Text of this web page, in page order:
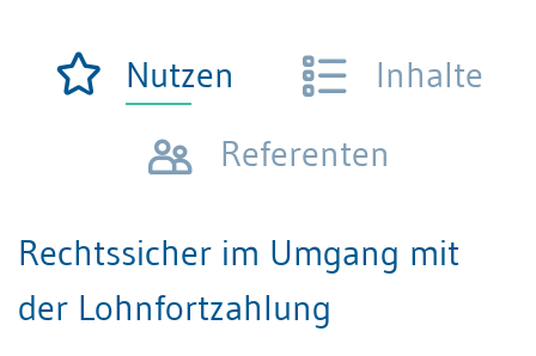
Nutzen
Inhalte
Referenten
Rechtssicher im Umgang mit
der Lohnfortzahlung